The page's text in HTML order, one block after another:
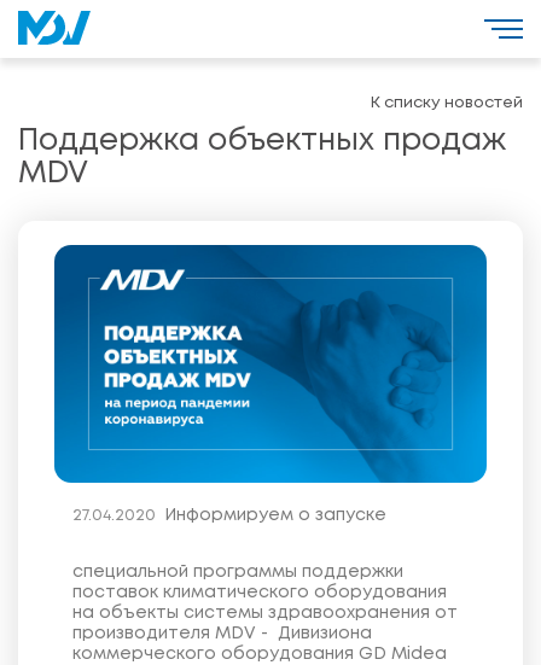
Поддержка объектных продаж
MDV
К списку новостей
27.04.2020
специальной программы поддержки
поставок климатического оборудования
на объекты системы здравоохранения от
производителя MDV - Дивизиона
коммерческого оборудования GD Midea